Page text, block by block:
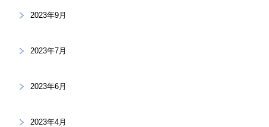
2023年9月
2023年7月
2023年6月
2023年4月